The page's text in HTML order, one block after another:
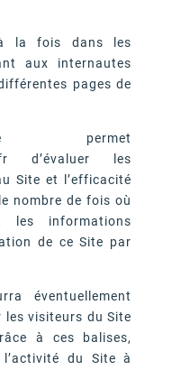
la fois dans les
aux internautes
pages de
permet
d’évaluer les
Site et l’efficacité
nombre de fois où
informations
de ce Site par
éventuellement
visiteurs du Site
à ces balises,
du Site à